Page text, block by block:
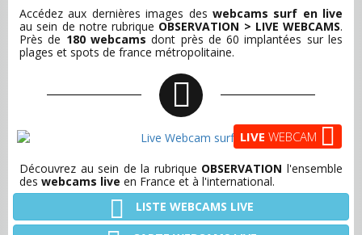
Accédez aux dernières images des webcams surf en live
au sein de notre rubrique OBSERVATION > LIVE WEBCAMS.
Près de 180 webcams dont près de 60 implantées sur les
plages et spots de france métropolitaine.
LIVE WEBCAM
Découvrez au sein de la rubrique OBSERVATION l'ensemble
des webcams live en France et à l'international.
LISTE WEBCAMS LIVE